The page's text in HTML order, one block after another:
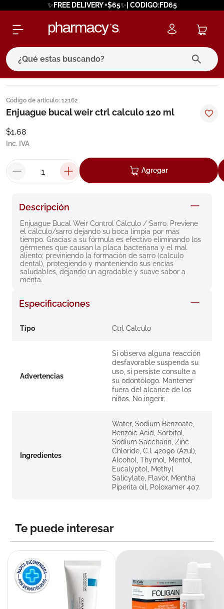
✨FREE DELIVERY +$65✨| CODIGO:FD65
¿Qué estas buscando?
Código de artículo: 12162
Enjuague bucal weir ctrl calculo 120 ml
$1,68
Inc. IVA
Agregar
Descripción
Enjuague Bucal Weir Control Cálculo / Sarro. Previene
el cálculo/sarro dejando su boca limpia por más
tiempo. Gracias a su fórmula es efectivo eliminando los
gérmenes que causan la placa bacteriana y el mal
aliento; previniendo la formación de sarro (calculo
dental), protegiendo y manteniendo sus encías
saludables, dejando un agradable y suave sabor a
menta.
Especificaciones
Tipo Ctrl Calculo
Advertencias
Si observa alguna reacción
desfavorable suspenda su
uso, si persiste consulte a
su odontólogo. Mantener
fuera del alcance de los
niños. No ingerir.
Ingredientes
Water, Sodium Benzoate,
Benzoic Acid, Sorbitol,
Sodium Saccharin, Zinc
Chloride, C.I. 42090 (Azul),
Alcohol, Thymol, Mentol,
Eucalyptol, Methyl
Salicylate, Flavor, Mentha
Piperita oil, Poloxamer 407.
Te puede interesar
términos más buscados
1. eucerin
2
3.
5. cerave
8 . roche posay
9. nivea
10. pañales